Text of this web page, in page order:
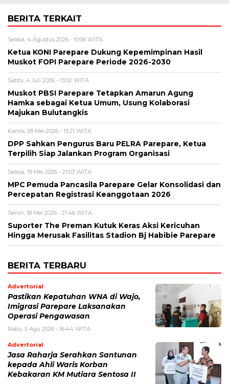
BERITA TERKAIT
Selasa, 4 Agustus 2026 - 10:06 WITA
Ketua KONI Parepare Dukung Kepemimpinan Hasil
Muskot FOPI Parepare Periode 2026-2030
Sabtu, 4 Juli 2026 - 13:02 WITA
Muskot PBSI Parepare Tetapkan Amarun Agung
Hamka sebagai Ketua Umum, Usung Kolaborasi
Majukan Bulutangkis
Kamis, 28 Mei 2026 - 15:21 WITA
DPP Sahkan Pengurus Baru PELRA Parepare, Ketua
Terpilih Siap Jalankan Program Organisasi
Selasa, 19 Mei 2026 - 21:03 WITA
MPC Pemuda Pancasila Parepare Gelar Konsolidasi dan
Percepatan Registrasi Keanggotaan 2026
Senin, 18 Mei 2026 - 21:46 WITA
Suporter The Preman Kutuk Keras Aksi Kericuhan
Hingga Merusak Fasilitas Stadion Bj Habibie Parepare
BERITA TERBARU
Advertorial
Pastikan Kepatuhan WNA di Wajo,
Imigrasi Parepare Laksanakan
Operasi Pengawasan
Rabu, 5 Agu 2026 - 16:44 WITA
Advertorial
Jasa Raharja Serahkan Santunan
kepada Ahli Waris Korban
Kebakaran KM Mutiara Sentosa II